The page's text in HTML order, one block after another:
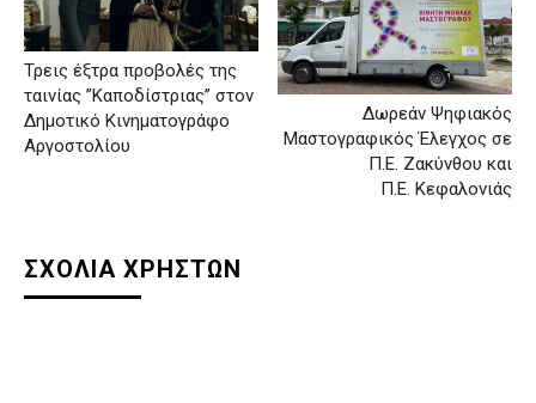
Τρεις έξτρα προβολές της
ταινίας ”Καποδίστριας’’ στον
Δημοτικό Κινηματογράφο
Αργοστολίου
Δωρεάν Ψηφιακός
Μαστογραφικός Έλεγχος σε
Π.Ε. Ζακύνθου και
Π.Ε. Κεφαλονιάς
ΣΧΟΛΙΑ ΧΡΗΣΤΩΝ